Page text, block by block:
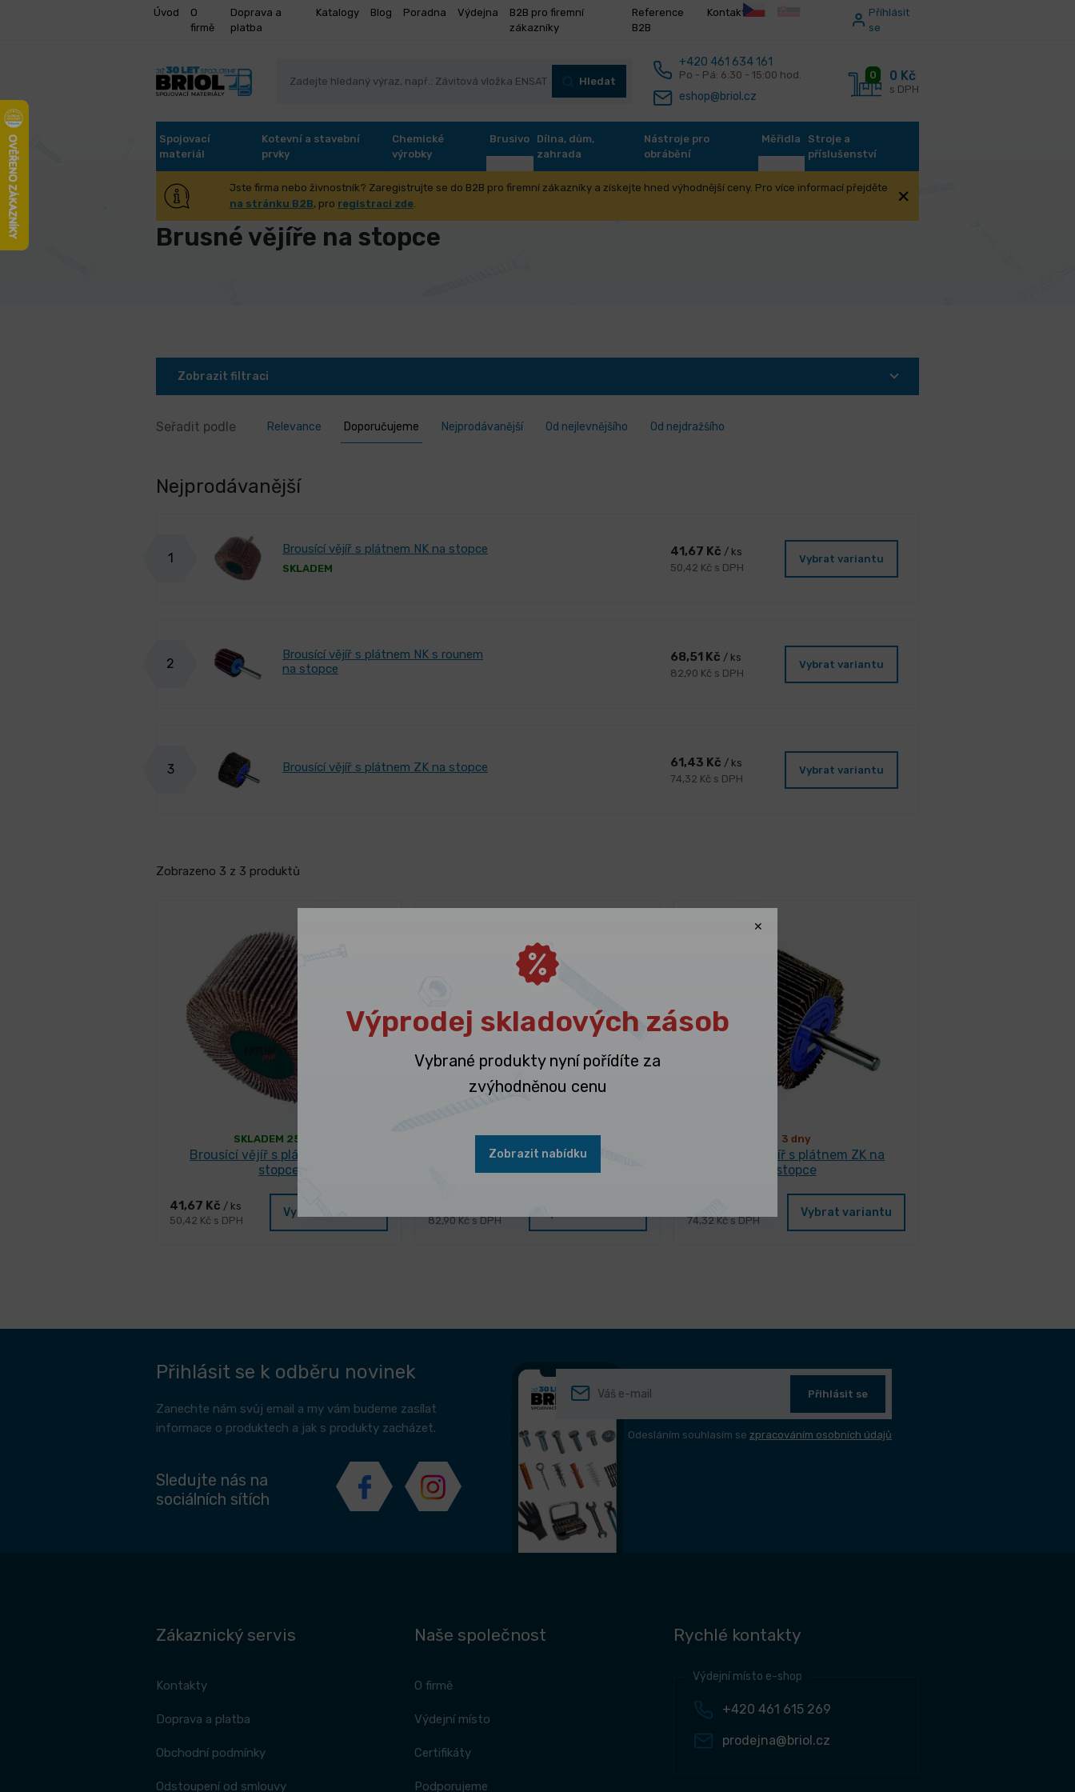
Úvod
O
firmě
Doprava a
platba
Katalogy Blog Poradna Výdejna
B2B pro firemní
zákazníky
Reference
B2B
Kontakt
Příhlásit
se
Hledat
+420 461 634 161
Po - Pá: 6:30 - 15:00 hod.
eshop@briol.cz
0 0 Kč
s DPH
Spojovací
materiál
Kotevní a stavební
prvky
Chemické
výrobky
Brusivo
Dílna, dům,
zahrada
Nástroje pro
obrábění
Měřidla
Stroje a
příslušenství
Jste firma nebo živnostník? Zaregistrujte se do B2B pro firemní zákazníky a získejte hned výhodnější ceny. Pro více informací přejděte
na stránku B2B, pro registraci zde.
Úvod Brusivo Brusné vějíře na stopce
Brusné vějíře na stopce
Zobrazit filtraci
Seřadit podle Relevance Doporučujeme Nejprodávanější Od nejlevnějšího Od nejdražšího
Nejprodávanější
1
Brousící vějíř s plátnem NK na stopce
SKLADEM
41,67 Kč / ks
50,42 Kč s DPH
Vybrat variantu
2
Brousící vějíř s plátnem NK s rounem
na stopce
68,51 Kč / ks
82,90 Kč s DPH
Vybrat variantu
3 Brousící vějíř s plátnem ZK na stopce 61,43 Kč / ks
74,32 Kč s DPH
Vybrat variantu
Zobrazeno 3 z 3 produktů
SKLADEM 254 ks
Brousící vějíř s plátnem NK na
stopce
41,67 Kč / ks
50,42 Kč s DPH
Vybrat variantu
3 dny
Brousící vějíř s plátnem NK s
rounem na stopce
82,90 Kč s DPH
3 dny
Brousící vějíř s plátnem ZK na
stopce
74,32 Kč s DPH
Vybrat variantu
Přihlásit se k odběru novinek
Zanechte nám svůj email a my vám budeme zasílat
informace o produktech a jak s produkty zacházet.
Přihlásit se
Odesláním souhlasím se zpracováním osobních údajů
Sledujte nás na
sociálních sítích
Zákaznický servis
Kontakty
Doprava a platba
Obchodní podmínky
Odstoupení od smlouvy
Naše společnost
O firmě
Výdejní místo
Certifikáty
Podporujeme
Rychlé kontakty
Výdejní místo e-shop
+420 461 615 269
prodejna@briol.cz
Výprodej skladových zásob
Vybrané produkty nyní pořídíte za
zvýhodněnou cenu
Zobrazit nabídku